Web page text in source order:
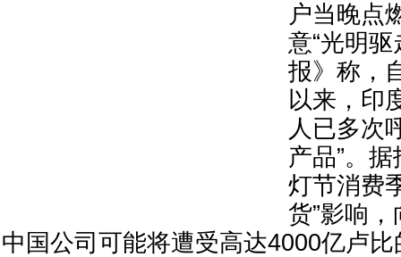
户当晚点
意“光明
报》称，
以来，印
人已多次
产品”。
灯节消费
货”影响
中国公司可能将遭受高达4000亿卢